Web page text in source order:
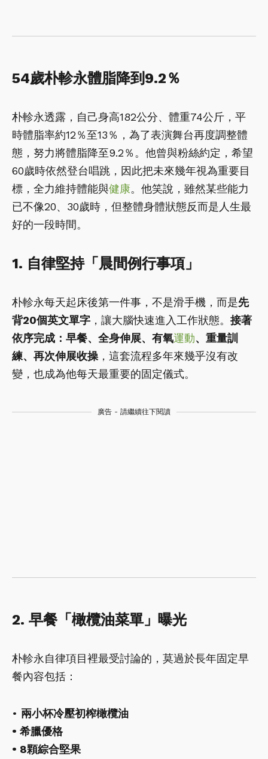
54歲朴軫永體脂降到9.2％
朴軫永透露，自己身高182公分、體重74公斤，平
時體脂率約12％至13％，為了表演舞台再度調整體
態，努力將體脂降至9.2％。他曾與粉絲約定，希望
60歲時依然登台唱跳，因此把未來幾年視為重要目
標，全力維持體能與健康。他笑說，雖然某些能力
已不像20、30歲時，但整體身體狀態反而是人生最
好的一段時間。
1. 自律堅持「晨間例行事項」
朴軫永每天起床後第一件事，不是滑手機，而是先
背20個英文單字 ，讓大腦快速進入工作狀態。 接著
依序完成：早餐、全身伸展、有氧運動、重量訓
練、再次伸展收操，這套流程多年來幾乎沒有改
變，也成為他每天最重要的固定儀式。
廣告 - 請繼續往下閱讀
2. 早餐「橄欖油菜單」曝光
朴軫永自律項目裡最受討論的，莫過於長年固定早
餐內容包括：
• 兩小杯冷壓初榨橄欖油
• 希臘優格
• 8顆綜合堅果